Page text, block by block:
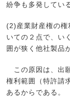
紛争も多発してい
(2)産業財産権の
いての２点で、い
囲が狭く他社製品
この原因は、出
権利範囲（特許請
あるからである。